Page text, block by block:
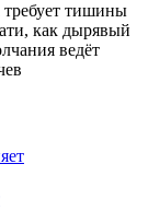
требует тишины
как дырявый
ведёт